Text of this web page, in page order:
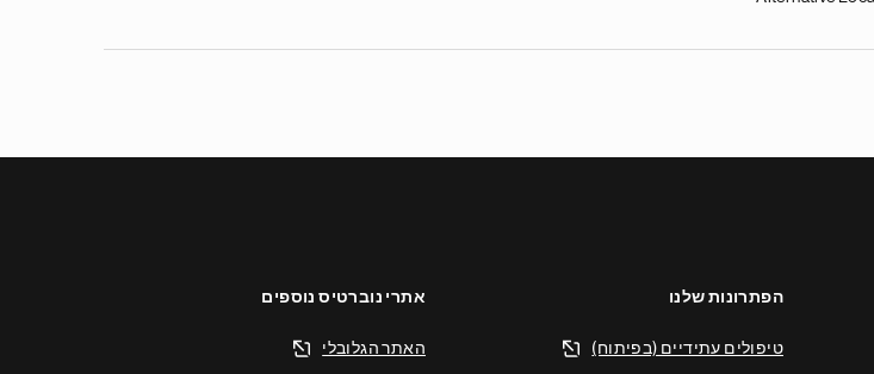
הפתרונות שלנו
טיפולים עתידיים (בפיתוח)
אתרי נוברטיס נוספים
האתר הגלובלי